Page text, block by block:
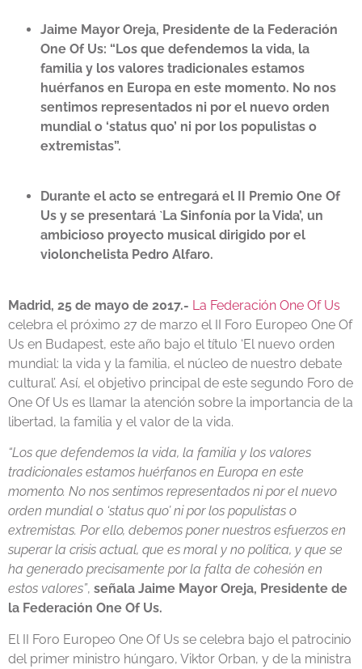
Jaime Mayor Oreja, Presidente de la Federación
One Of Us: “Los que defendemos la vida, la
familia y los valores tradicionales estamos
huérfanos en Europa en este momento. No nos
sentimos representados ni por el nuevo orden
mundial o ‘status quo’ ni por los populistas o
extremistas”.
Durante el acto se entregará el II Premio One Of
Us y se presentará `La Sinfonía por la Vida’, un
ambicioso proyecto musical dirigido por el
violonchelista Pedro Alfaro.
Madrid, 25 de mayo de 2017.- La Federación One Of Us
celebra el próximo 27 de marzo el II Foro Europeo One Of
Us en Budapest, este año bajo el título ‘El nuevo orden
mundial: la vida y la familia, el núcleo de nuestro debate
cultural’. Así, el objetivo principal de este segundo Foro de
One Of Us es llamar la atención sobre la importancia de la
libertad, la familia y el valor de la vida.
“Los que defendemos la vida, la familia y los valores
tradicionales estamos huérfanos en Europa en este
momento. No nos sentimos representados ni por el nuevo
orden mundial o ‘status quo’ ni por los populistas o
extremistas. Por ello, debemos poner nuestros esfuerzos en
superar la crisis actual, que es moral y no política, y que se
ha generado precisamente por la falta de cohesión en
estos valores”, señala Jaime Mayor Oreja, Presidente de
la Federación One Of Us.
El II Foro Europeo One Of Us se celebra bajo el patrocinio
del primer ministro húngaro, Viktor Orban, y de la ministra